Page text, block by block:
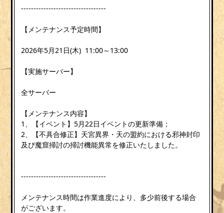
----------------------------------
【メンテナンス予定時間】
2026年5月21日(木) 11:00～13:00
【実施サーバー】
全サーバー
【メンテナンス内容】
1、【イベント】5月22日イベントの更新準備；
2、【不具合修正】天宮異界・天の盟約における邪神封印
及び魔窟掃討の掃討機能異常を修正いたしました。
----------------------------------
メンテナンス時間は作業進度により、多少前後する場合
がございます。